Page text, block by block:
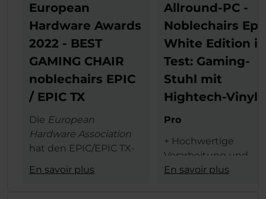
European
Hardware Awards
2022 - BEST
GAMING CHAIR
noblechairs EPIC
/ EPIC TX
Die European
Hardware Association
hat den EPIC/EPIC TX-
den begehrten
En savoir plus
Allround-PC -
Noblechairs
White Edition
Test: Gaming-
Stuhl mit
Hightech-Vinyl
Pro
+ Hochwertige
Verarbeitung und
Materialauswahl
En savoir plus